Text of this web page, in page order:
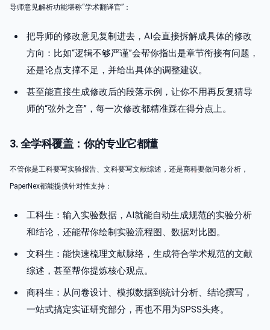
导师意见解析功能堪称“学术翻译官”：
把导师的修改意见复制进去，AI会直接拆解成具体的修改
方向：比如“逻辑不够严谨”会帮你指出是章节衔接有问题，
还是论点支撑不足，并给出具体的调整建议。
甚至能直接生成修改后的段落示例，让你不用再反复猜导
师的“弦外之音”，每一次修改都精准踩在得分点上。
3. 全学科覆盖：你的专业它都懂
不管你是工科要写实验报告、文科要写文献综述，还是商科要做问卷分析，
PaperNex都能提供针对性支持：
工科生：输入实验数据，AI就能自动生成规范的实验分析
和结论，还能帮你绘制实验流程图、数据对比图。
文科生：能快速梳理文献脉络，生成符合学术规范的文献
综述，甚至帮你提炼核心观点。
商科生：从问卷设计、模拟数据到统计分析、结论撰写，
一站式搞定实证研究部分，再也不用为SPSS头疼。